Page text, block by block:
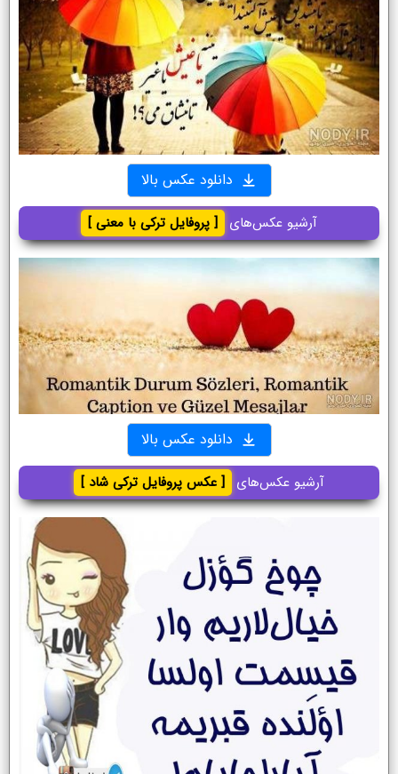
دانلود عکس بالا
آرشیو عکس‌های [ پروفایل ترکی با معنی ]
دانلود عکس بالا
آرشیو عکس‌های [ عکس پروفایل ترکی شاد ]